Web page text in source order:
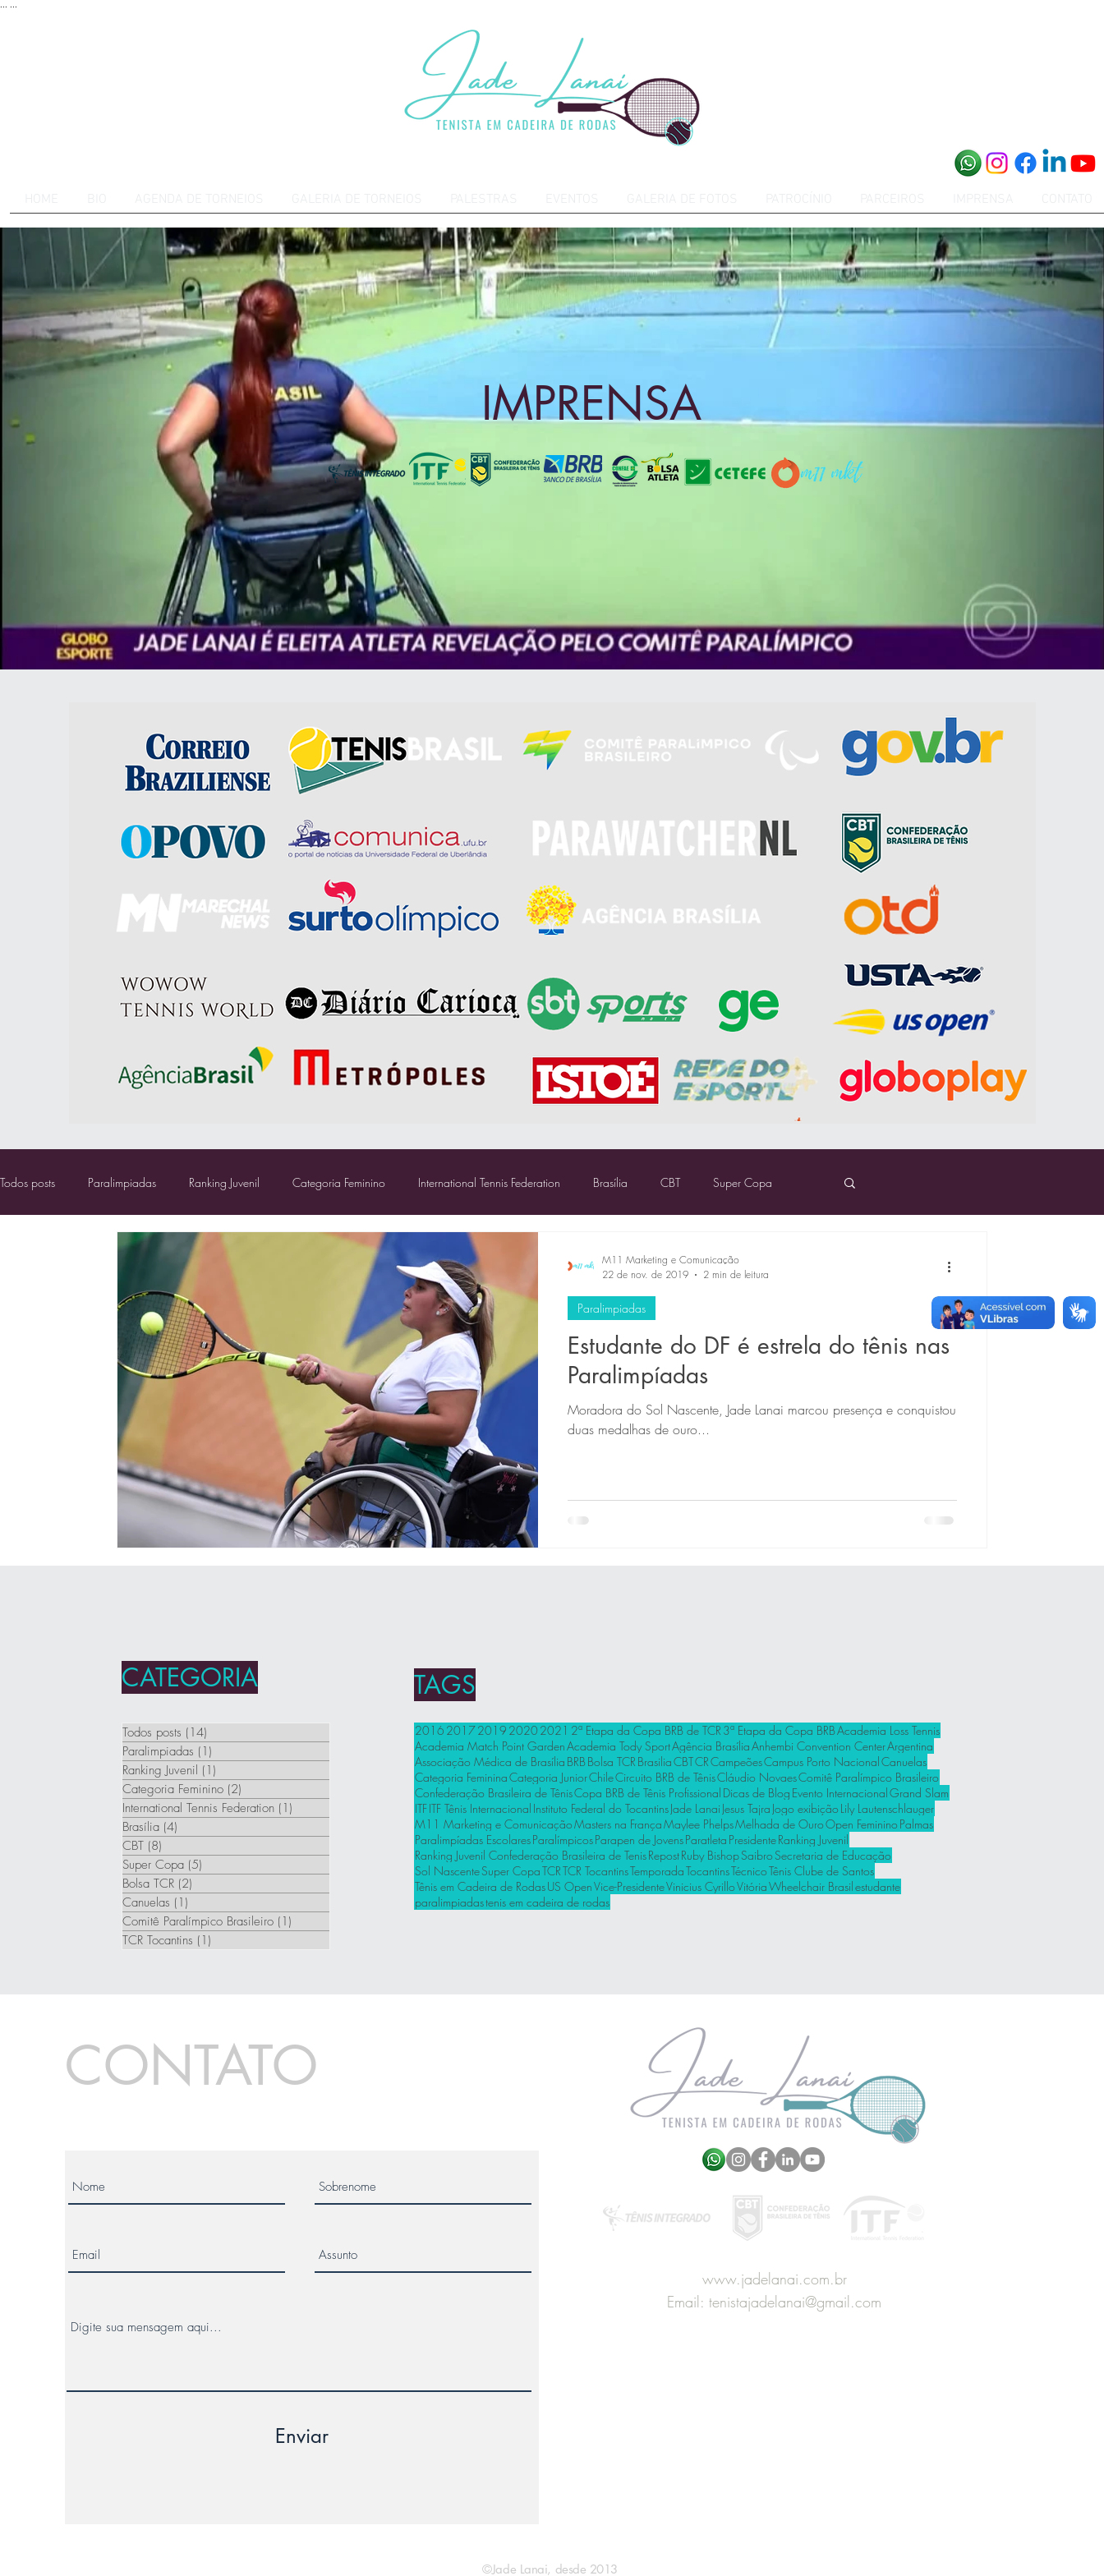
IMPRENSA
Todos posts Paralimpiadas Ranking Juvenil Categoria Feminino International Tennis Federation Brasília CBT Super Copa
Canuelas Comitê Paralímpico Brasileiro TCR Tocantins
Estudante do DF é estrela do tênis nas
Paralimpíadas
Moradora do Sol Nascente, Jade Lanai marcou presença e conquistou
duas medalhas de ouro...
Paralimpiadas
M11 Marketing e Comunicação
22 de nov. de 2019
2 min de leitura
CATEGORIA
Todos posts (14)
Paralimpiadas (1)
Ranking Juvenil (1)
Categoria Feminino (2)
International Tennis Federation (1)
Brasília (4)
CBT (8)
Super Copa (5)
Bolsa TCR (2)
Canuelas (1)
Comitê Paralímpico Brasileiro (1)
TCR Tocantins (1)
TAGS
2016 20172019 2020 2021 2ª Etapa da Copa BRB de TCR 3ª Etapa da Copa BRBAcademia Loss Tennis
Academia Match Point GardenAcademia Tody SportAgência BrasíliaAnhembi Convention CenterArgentina
Associação Médica de Brasília BRBBolsa TCR BrasiliaCBTCRCampeõesCampus Porto NacionalCanuelas
Categoria FemininaCategoria JuniorChileCircuito BRB de TênisCláudio NovaesComitê Paralímpico Brasileiro
Confederação Brasileira de TênisCopa BRB de Tênis Profissional Dicas de Blog Evento InternacionalGrand Slam
ITFITF Tênis Internacional Instituto Federal do TocantinsJade Lanai Jesus Tajra Jogo exibição Lily Lautenschlauger
M11 Marketing e ComunicaçãoMasters na FrançaMaylee PhelpsMelhada de OuroOpen Feminino Palmas
Paralimpíadas EscolaresParalímpicosParapen de JovensParatleta PresidenteRanking Juvenil
Ranking Juvenil Confederação Brasileira de TenisRepostRuby BishopSaibro Secretaria de Educação
Sol NascenteSuper CopaTCRTCR TocantinsTemporadaTocantinsTécnicoTênis Clube de Santos
Tênis em Cadeira de RodasUS OpenVice-PresidenteVinicius CyrilloVitóriaWheelchair Brasilestudante
paralimpiadastenis em cadeira de rodas
CONTATO
Enviar
www.jadelanai.com.br
Email: tenistajadelanai@gmail.com
©Jade Lanai, desde 2013